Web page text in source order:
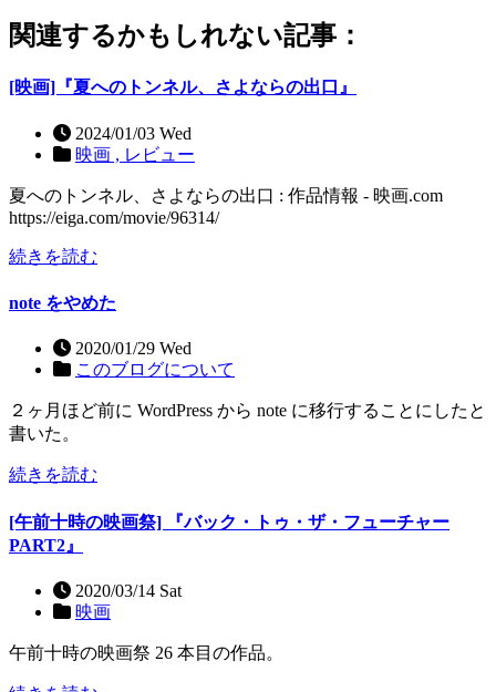
関連するかもしれない記事：
[映画]『夏へのトンネル、さよならの出口』
2024/01/03 Wed
映画 , レビュー
夏へのトンネル、さよならの出口 : 作品情報 - 映画.com
https://eiga.com/movie/96314/
続きを読む
note をやめた
2020/01/29 Wed
このブログについて
２ヶ月ほど前に WordPress から note に移行することにしたと
書いた。
続きを読む
[午前十時の映画祭] 『バック・トゥ・ザ・フューチャー
PART2』
2020/03/14 Sat
映画
午前十時の映画祭 26 本目の作品。